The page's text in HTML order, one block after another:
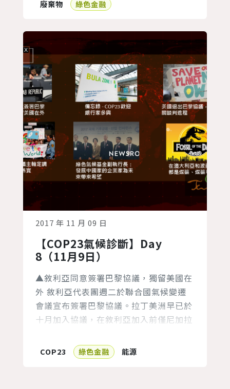
綠」廣告呢？ 「 漂綠
Westerveld於1986年提出，用以形容旅
館業者將重複使用浴巾一事過度吹捧為環
保愛地球的行為，卻在廢...
廢棄物 綠色金融
2017 年 11 月 09 日
【COP23氣候診斷】Day
8（11月9日）
▲敘利亞同意簽署巴黎協議，獨留美國在
外 敘利亞代表團週二於聯合國氣候變遷
會議宣布簽署巴黎協議。拉丁美洲早已於
十月加入協議，在敘利亞加入前僅尼加拉
雖處於內戰動盪及政府未被正式認可的情
形下，讓代表團出國參與氣候大會變得艱
COP23 綠色金融 能源